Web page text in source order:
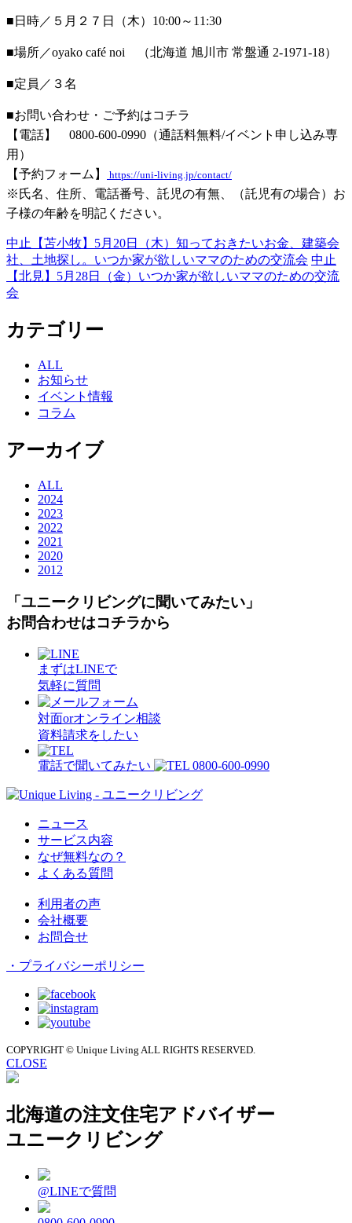
■日時／５月２７日（木）10:00～11:30
■場所／oyako café noi （北海道 旭川市 常盤通 2-1971-18）
■定員／３名
■お問い合わせ・ご予約はコチラ
【電話】 0800-600-0990（通話料無料/イベント申し込み専
用）
【予約フォーム】
https://uni-living.jp/contact/
※氏名、住所、電話番号、託児の有無、（託児有の場合）お
子様の年齢を明記ください。
中止【苫小牧】5月20日 （木） 知っておきたいお金、 建築会
社、 土地探し。 いつか家が欲しいママのための交流会 中止
【北見】5月28日
（金） いつか家が欲しいママのための交流
会
カテゴリー
ALL
お知らせ
イベント情報
コラム
アーカイブ
ALL
2024
2023
2022
2021
2020
2012
「ユニークリビングに聞いてみたい」
お問合わせはコチラから
まずはLINEで
気軽に質問
対面orオンライン相談
資料請求をしたい
電話で聞いてみたい
ニュース
サービス内容
なぜ無料なの？
よくある質問
利用者の声
会社概要
お問合せ
・プライバシーポリシー
COPYRIGHT © Unique Living ALL RIGHTS RESERVED.
CLOSE
北海道の注文住宅アドバイザー
ユニークリビング
@LINEで質問